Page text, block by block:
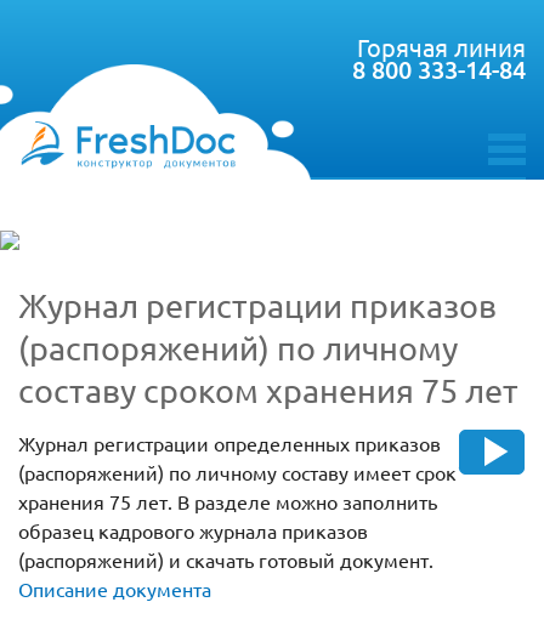
toggle
Горячая линия
8 800 333-14-84
Журнал регистрации приказов
(распоряжений) по личному
составу сроком хранения 75 лет
Журнал регистрации определенных приказов
(распоряжений) по личному составу имеет срок
хранения 75 лет. В разделе можно заполнить
образец кадрового журнала приказов
(распоряжений) и скачать готовый документ.
Описание документа